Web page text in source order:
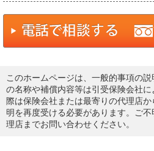
このホームページは、一般的事項の
の名称や補償内容等は引受保険会社
際は保険会社または最寄りの代理店
明を再度受ける必要があります。ご
理店までお問い合わせください。